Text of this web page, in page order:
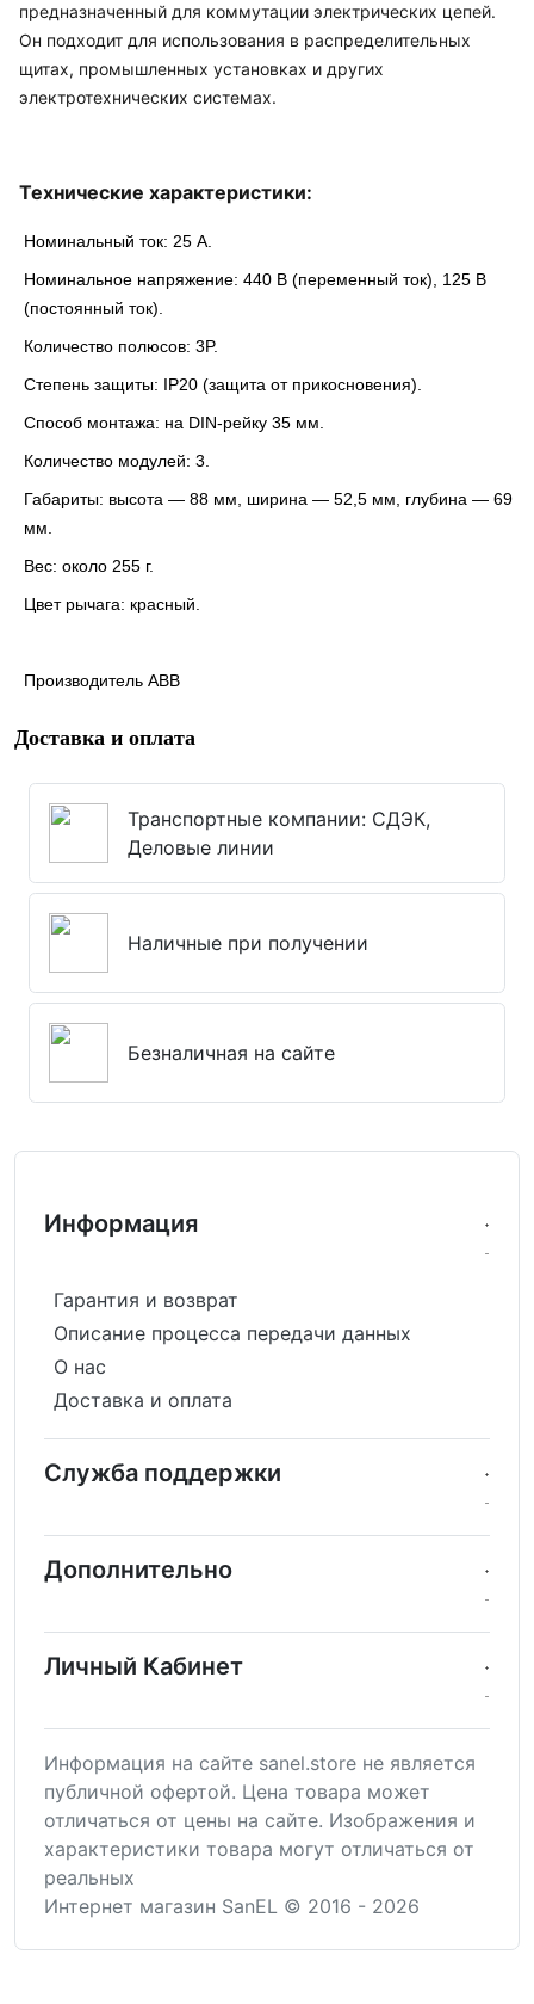
предназначенный для коммутации электрических цепей.
Он подходит для использования в распределительных
щитах, промышленных установках и других
электротехнических системах.
Технические характеристики:
Номинальный ток: 25 А.
Номинальное напряжение: 440 В (переменный ток), 125 В
(постоянный ток).
Количество полюсов: 3P.
Степень защиты: IP20 (защита от прикосновения).
Способ монтажа: на DIN-рейку 35 мм.
Количество модулей: 3.
Габариты: высота — 88 мм, ширина — 52,5 мм, глубина — 69
мм.
Вес: около 255 г.
Цвет рычага: красный.
Производитель АВВ
Доставка и оплата
Транспортные компании: СДЭК,
Деловые линии
Наличные при получении
Безналичная на сайте
Информация
Гарантия и возврат
Описание процесса передачи данных
О нас
Доставка и оплата
Служба поддержки
Дополнительно
Личный Кабинет
Информация на сайте sanel.store не является
публичной офертой. Цена товара может
отличаться от цены на сайте. Изображения и
характеристики товара могут отличаться от
реальных
Интернет магазин SanEL © 2016 - 2026